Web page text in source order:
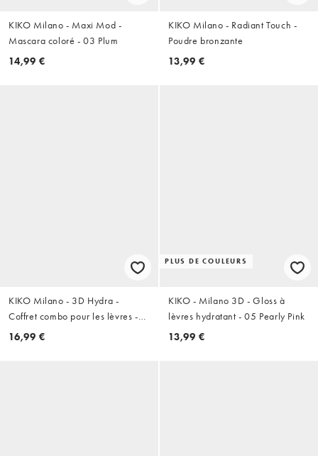
KIKO Milano - Maxi Mod -
Mascara coloré - 03 Plum
14,99 €
KIKO Milano - Radiant Touch -
Poudre bronzante
13,99 €
KIKO Milano - 3D Hydra -
Coffret combo pour les lèvres -
03 (Valeur de 21,98 £)
16,99 €
PLUS DE COULEURS
KIKO - Milano 3D - Gloss à
lèvres hydratant - 05 Pearly Pink
13,99 €